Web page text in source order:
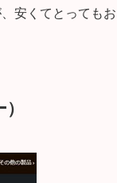
安くてとってもお